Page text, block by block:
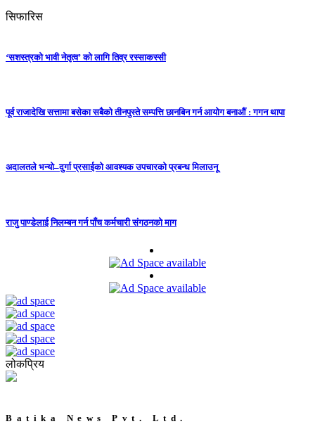
सिफारिस
‘सशस्त्रको भावी नेतृत्व’ को लागि तिव्र रस्साकस्सी
पूर्व राजादेखि सत्तामा बसेका सबैको तीनपुस्ते सम्पत्ति छानबिन गर्न आयोग बनाऔं : गगन थापा
अदालतले भन्यो–दुर्गा प्रसाईको आवश्यक उपचारको प्रबन्ध मिलाउनू
राजु पाण्डेलाई निलम्बन गर्न पाँच कर्मचारी संगठनको माग
लोकप्रिय
Batika News Pvt. Ltd.